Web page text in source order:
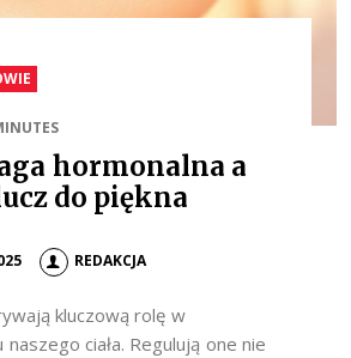
hormonalna a
do piękna
REDAKCJA
kluczową rolę w
naszego ciała. Regulują one nie